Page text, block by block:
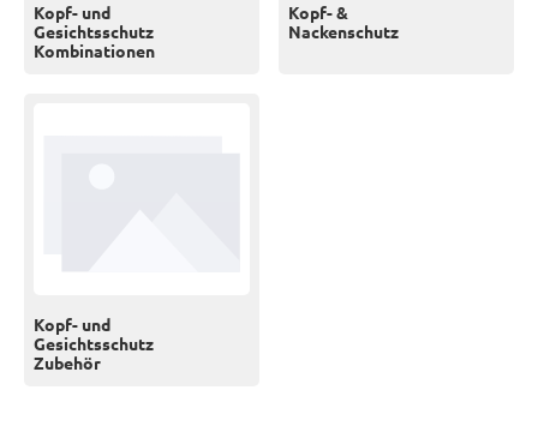
Kopf- und
Gesichtsschutz
Kombinationen
Kopf- &
Nackenschutz
Kopf- und
Gesichtsschutz
Zubehör